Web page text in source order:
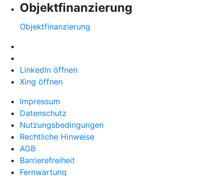
Objektfinanzierung
Objektfinanzierung
LinkedIn öffnen
Xing öffnen
Impressum
Datenschutz
Nutzungsbedingungen
Rechtliche Hinweise
AGB
Barrierefreiheit
Fernwartung